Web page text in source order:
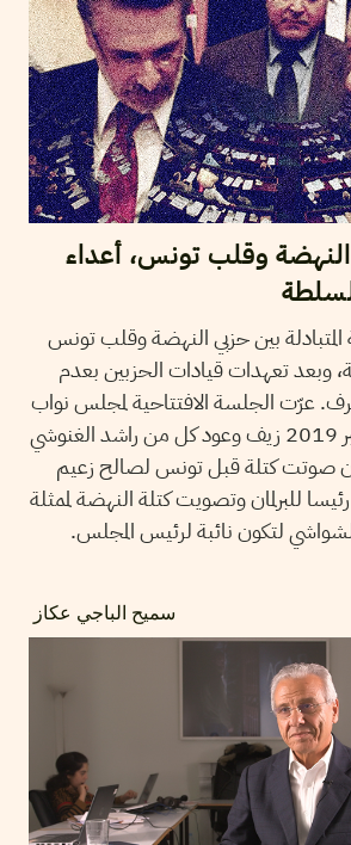
النهضة وقلب تونس، أعداء
المتبادلة بين حزبي النهضة وقلب تونس
وبعد تعهدات قيادات الحزبين بعدم
عرّت الجلسة الافتتاحية لمجلس نواب
الشعب في 13 نوفمبر 2019 زيف وعود كل من راشد الغنوشي
صوتت كتلة قبل تونس لصالح زعيم
للبرلمان وتصويت كتلة النهضة لممثلة
لتكون نائبة لرئيس المجلس.
سميح الباجي عكاز